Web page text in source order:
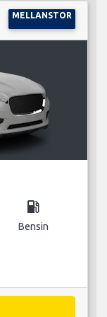
MELLANSTOR
local_gas_station
Bensin